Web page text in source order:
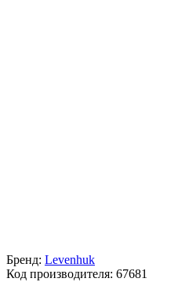
Бренд: Levenhuk
Код производителя: 67681